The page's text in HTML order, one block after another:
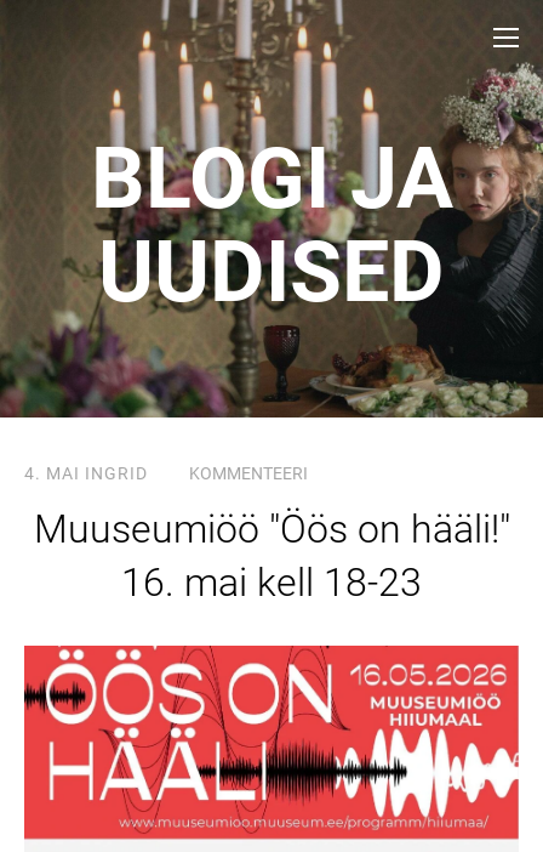
BLOGI JA
UUDISED
4. MAI INGRID KOMMENTEERI
Muuseumiöö "Öös on hääli!"
16. mai kell 18-23